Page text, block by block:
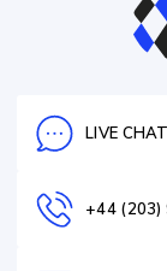
LIVE CHAT
+44